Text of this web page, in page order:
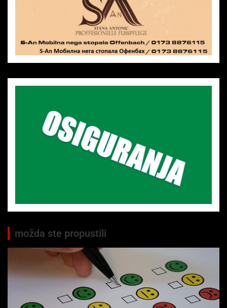
možda ste propustili